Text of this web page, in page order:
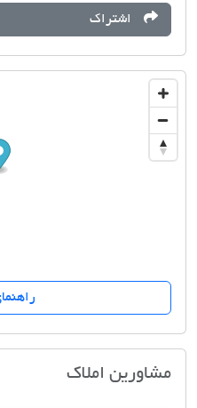
اشتراک
مشاورین املاکمشاور